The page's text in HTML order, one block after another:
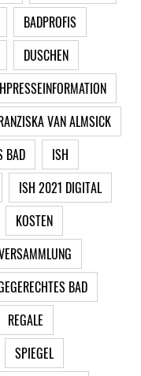
BADPROFIS
DUSCHEN
VAN ALMSICK
BAD
ISH
ISH 2021 DIGITAL
KOSTEN
BAD
REGALE
SPIEGEL